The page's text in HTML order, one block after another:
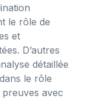
le rôle de
et
D’autres
détaillée
le rôle
avec